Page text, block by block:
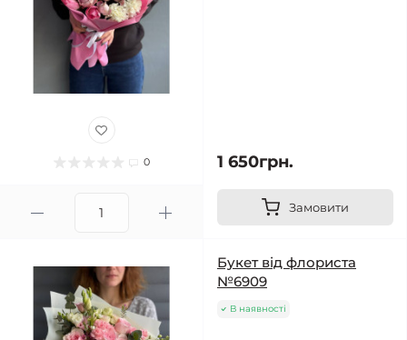
0 1 650грн.
Замовити
Букет від флориста
№6909
В наявності